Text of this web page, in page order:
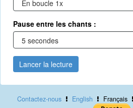
Pause entre les chants :
Lancer la lecture
Contactez-nous English Français